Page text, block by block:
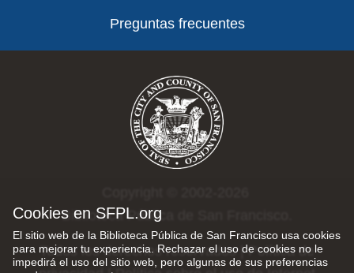
Cookies en SFPL.org
El sitio web de la Biblioteca Pública de San Francisco usa cookies
para mejorar tu experiencia. Rechazar el uso de cookies no le
impedirá el uso del sitio web, pero algunas de sus preferencias
Preguntas frecuentes
Biblioteca Pública de San Francisco.
Todos los derechos reservados |Política de